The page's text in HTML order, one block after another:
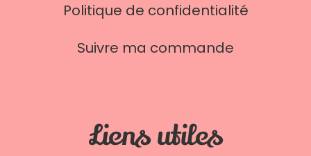
Politique de confidentialité
Suivre ma commande
Liens utiles